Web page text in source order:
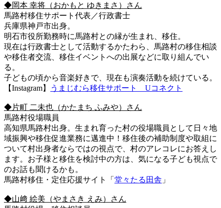
◆岡本 幸将（おかもと ゆきまさ）さん
馬路村移住サポート代表／行政書士
兵庫県神戸市出身。
明石市役所勤務時に馬路村との縁が生まれ、移住。
現在は行政書士として活動するかたわら、馬路村の移住相談
や移住者交流、移住イベントへの出展などに取り組んでい
る。
子どもの頃から音楽好きで、現在も演奏活動を続けている。
【Instagram】
うまじむら移住サポート Uコネクト
◆片町 二未也（かたまち ふみや）さん
馬路村役場職員
高知県馬路村出身。生まれ育った村の役場職員として日々地
域振興や移住促進業務に邁進中！移住後の補助制度や取組に
ついて村出身者ならではの視点で、村のアレコレにお答えし
ます。お子様と移住を検討中の方は、気になる子ども視点で
のお話も聞けるかも。
馬路村移住・定住応援サイト「 堂々たる田舎 」
◆山﨑 絵美（やまさき えみ）さん